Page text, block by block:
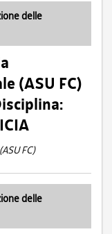
delle
(ASU FC)
FC)
delle